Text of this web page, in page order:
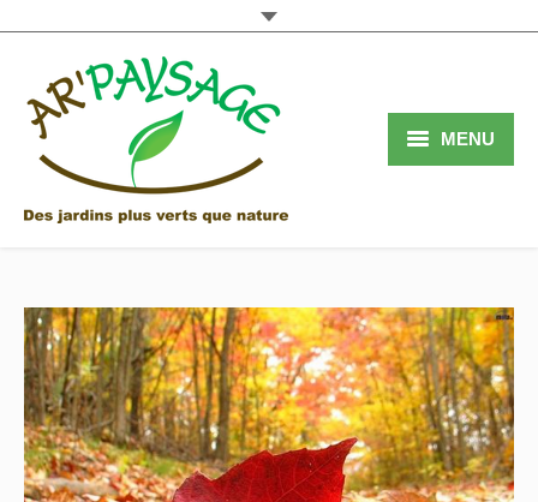
MENU
Accueil
Réalisations
Qui sommes nous
Contact
Blog